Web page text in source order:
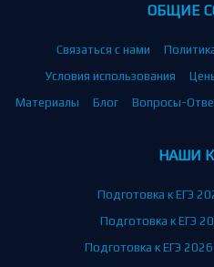
ОБЩИЕ
Связаться с нами
Условия использования
Материалы
Блог Вопросы-
НАШИ
Подготовка к ЕГЭ
Подготовка к ЕГЭ
Подготовка к ЕГЭ